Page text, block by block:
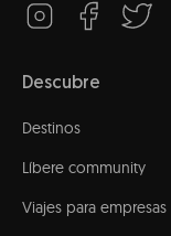
Descubre
Destinos
Líbere community
Viajes para empresas